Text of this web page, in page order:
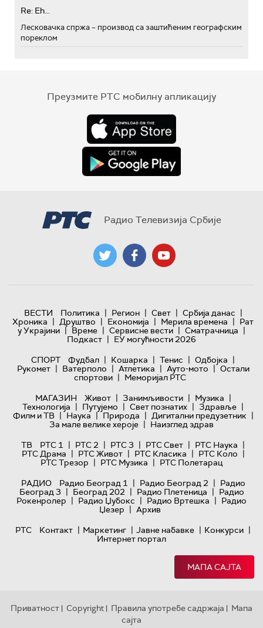
Re: Eh...
Лесковачка спржа – производ са заштићеним географским
пореклом
Преузмите РТС мобилну апликацију
Радио Телевизија Србије
ВЕСТИ Политика | Регион | Свет | Србија данас |
Хроника | Друштво | Економија | Мерила времена | Рат
у Украјини | Време | Сервисне вести | Сматрачница |
Подкаст | ЕУ могућности 2026
СПОРТ
Фудбал | Кошарка | Тенис | Одбојка |
Рукомет | Ватерполо | Атлетика | Ауто-мото | Остали
спортови | Меморијал РТС
МАГАЗИН
Живот | Занимљивости | Музика |
Технологијa | Путујемо | Свет познатих | Здравље |
Филм и ТВ | Наука | Природа | Дигитални предузетник |
За мале велике хероје | Наизглед здрав
ТВ
РТС 1 | РТС 2 | РТС 3 | РТС Свет | РТС Наука |
РТС Драма | РТС Живот | РТС Класика | РТС Коло |
РТС Трезор | РТС Музика | РТС Полетарац
РАДИО
Радио Београд 1 | Радио Београд 2 | Радио
Београд 3 | Београд 202 | Радио Плетеница | Радио
Рокенролер | Радио Џубокс | Радио Вртешка | Радио
Џезер | Архив
РТС
Контакт | Маркетинг | Јавне набавке | Конкурси |
Интернет портал
МАПА САЈТА
Приватност | Copyright | Правила употребе садржаја | Мапа
сајта